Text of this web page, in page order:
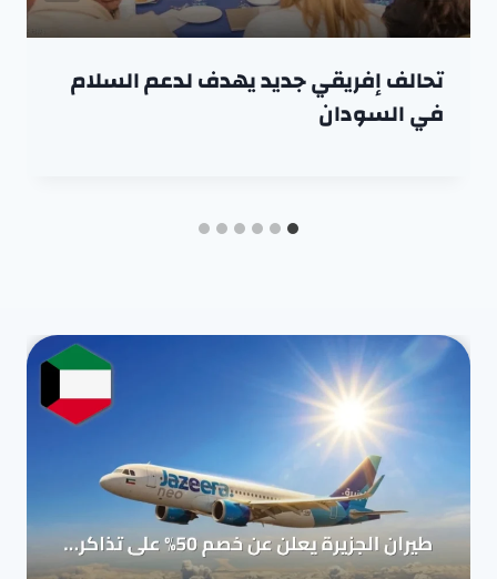
تحالف إفريقي جديد يهدف لدعم السلام
في السودان